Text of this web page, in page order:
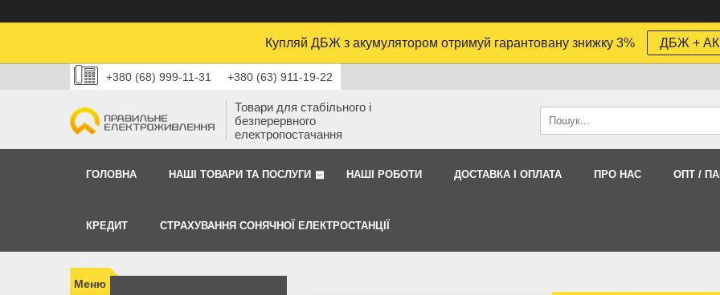
Купляй ДБЖ з акумулятором отримуй гарантовану знижку 3% ДБЖ +
+380 (68) 999-11-31 +380 (63) 911-19-22
Товари для стабільного і
безперервного
електропостачання
ГОЛОВНА НАШІ ТОВАРИ ТА ПОСЛУГИ НАШI РОБОТИ ДОСТАВКА І ОПЛАТА ПРО НАС ОПТ /
КРЕДИТ СТРАХУВАННЯ СОНЯЧНОЇ ЕЛЕКТРОСТАНЦІЇ